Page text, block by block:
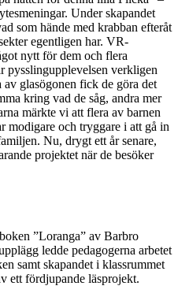
Under skapandet
som hände med krabban efteråt
egentligen har. VR-
nytt för dem och flera
pysslingupplevelsen verkligen
glasögonen fick de göra det
kring vad de såg, andra mer
märkte vi att flera av barnen
modigare och tryggare i att gå in
Nu, drygt ett år senare,
projektet när de besöker
”Loranga” av Barbro
ledde pedagogerna arbetet
samt skapandet i klassrummet
ett fördjupande läsprojekt.